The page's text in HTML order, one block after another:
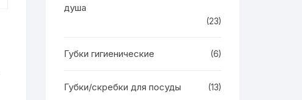
душа
(23)
Губки гигиенические (6)
Губки/скребки для посуды (13)